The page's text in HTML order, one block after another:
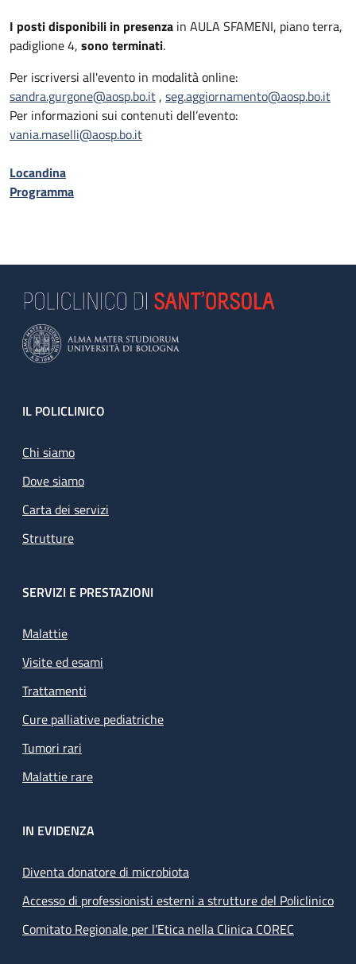
I posti disponibili in presenza in AULA SFAMENI, piano terra,
padiglione 4, sono terminati.
Per iscriversi all'evento in modalità online:
sandra.gurgone@aosp.bo.it, seg.aggiornamento@aosp.bo.it
Per informazioni sui contenuti dell’evento:
vania.maselli@aosp.bo.it
Locandina
Programma
Footer
IL POLICLINICO
Chi siamo
Dove siamo
Carta dei servizi
Strutture
SERVIZI E PRESTAZIONI
Malattie
Visite ed esami
Trattamenti
Cure palliative pediatriche
Tumori rari
Malattie rare
IN EVIDENZA
Diventa donatore di microbiota
Accesso di professionisti esterni a strutture del Policlinico
Comitato Regionale per l’Etica nella Clinica COREC